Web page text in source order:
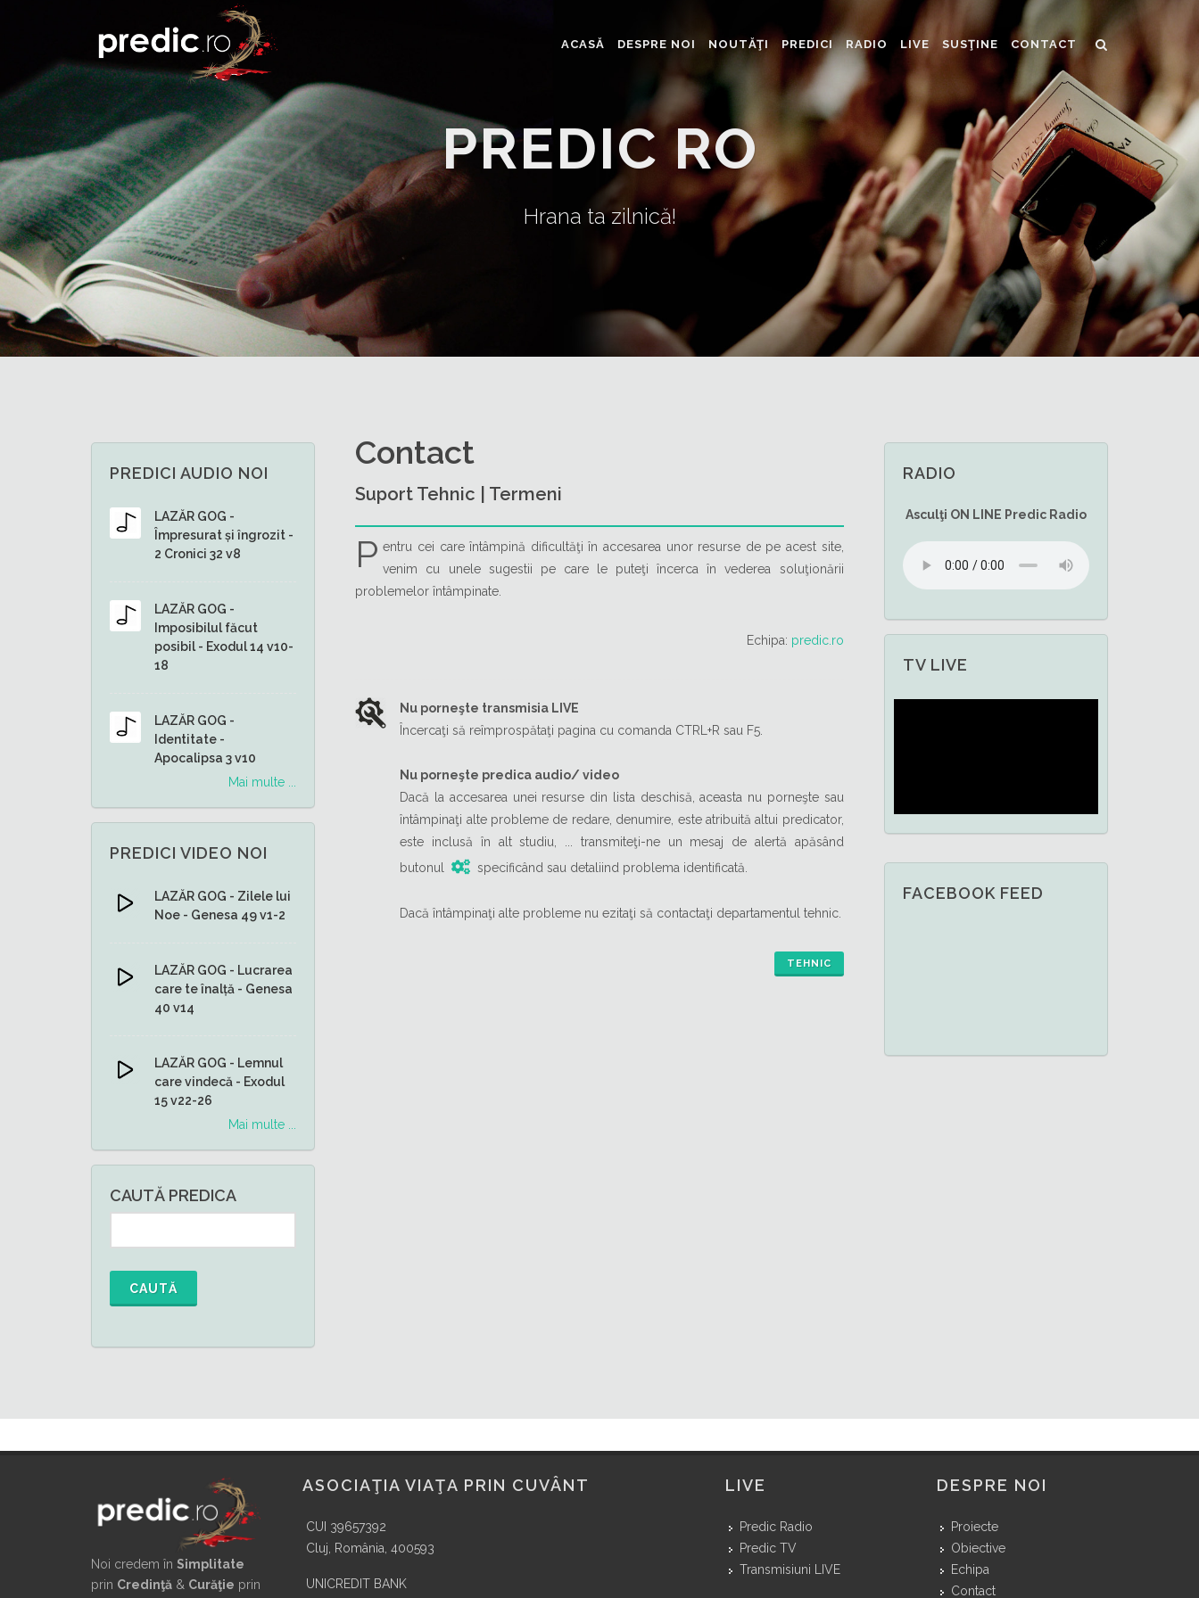
ACASĂ DESPRE NOI NOUTĂŢI PREDICI RADIO LIVE SUSŢINE CONTACT
PREDIC RO
Hrana ta zilnică!
PREDICI AUDIO NOI
LAZĂR GOG -
Împresurat și îngrozit -
2 Cronici 32 v8
LAZĂR GOG -
Imposibilul făcut
posibil - Exodul 14 v10-
18
LAZĂR GOG -
Identitate -
Apocalipsa 3 v10
Mai multe ...
PREDICI VIDEO NOI
LAZĂR GOG - Zilele lui
Noe - Genesa 49 v1-2
LAZĂR GOG - Lucrarea
care te înalță - Genesa
40 v14
LAZĂR GOG - Lemnul
care vindecă - Exodul
15 v22-26
Mai multe ...
CAUTĂ PREDICA
CAUTĂ
Contact
Suport Tehnic | Termeni
P entru cei care întâmpină dificultăţi în accesarea unor resurse de pe acest site,
venim cu unele sugestii pe care le puteţi încerca în vederea soluţionării
problemelor întâmpinate.
Echipa: predic.ro
Nu porneşte transmisia LIVE
Încercaţi să reîmprospătaţi pagina cu comanda CTRL+R sau F5.
Nu porneşte predica audio/ video
Dacă la accesarea unei resurse din lista deschisă, aceasta nu porneşte sau
întâmpinaţi alte probleme de redare, denumire, este atribuită altui predicator,
este inclusă în alt studiu, ... transmiteţi-ne un mesaj de alertă apăsând
butonul
specificând sau detaliind problema identificată.
Dacă întâmpinaţi alte probleme nu ezitaţi să contactaţi departamentul tehnic.
TEHNIC
RADIO
Asculţi ON LINE Predic Radio
TV LIVE
FACEBOOK FEED
Noi credem în Simplitate
prin Credinţă & Curăţie prin
ASOCIAŢIA VIAŢA PRIN CUVÂNT
CUI 39657392
Cluj, România, 400593
UNICREDIT BANK
LIVE
Predic Radio
Predic TV
Transmisiuni LIVE
DESPRE NOI
Proiecte
Obiective
Echipa
Contact